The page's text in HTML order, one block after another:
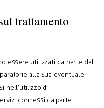
trattamento
essere utilizzati da parte del
alla sua eventuale
nell’utilizzo di
connessi da parte